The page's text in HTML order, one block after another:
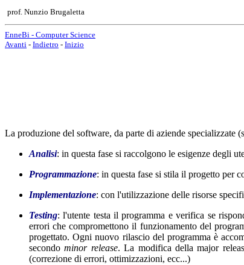
prof. Nunzio Brugaletta
EnneBi - Computer Science
Avanti - Indietro - Inizio
La produzione del software, da parte di aziende specializzate
Analisi: in questa fase si raccolgono le esigenze degli
Programmazione: in questa fase si stila il progetto per
Implementazione: con l'utilizzazione delle risorse
Testing: l'utente testa il programma e verifica se
errori che compromettono il funzionamento del
progettato. Ogni nuovo rilascio del programma è
secondominor release. La modifica della major
(correzione di errori, ottimizzazioni, ecc...)